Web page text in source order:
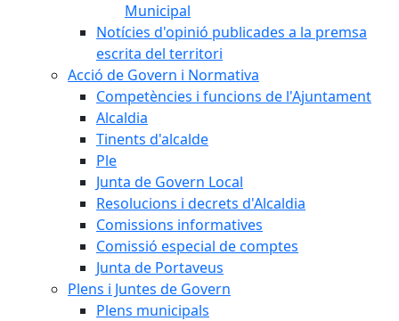
Municipal
Notícies d'opinió publicades a la premsa
escrita del territori
Acció de Govern i Normativa
Competències i funcions de l'Ajuntament
Alcaldia
Tinents d'alcalde
Ple
Junta de Govern Local
Resolucions i decrets d'Alcaldia
Comissions informatives
Comissió especial de comptes
Junta de Portaveus
Plens i Juntes de Govern
Plens municipals